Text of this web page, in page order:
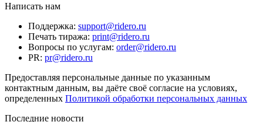
Написать нам
Поддержка: support@ridero.ru
Печать тиража: print@ridero.ru
Вопросы по услугам: order@ridero.ru
PR: pr@ridero.ru
Предоставляя персональные данные по указанным
контактным данным, вы даёте своё согласие на условиях,
определенных Политикой обработки персональных данных
Последние новости